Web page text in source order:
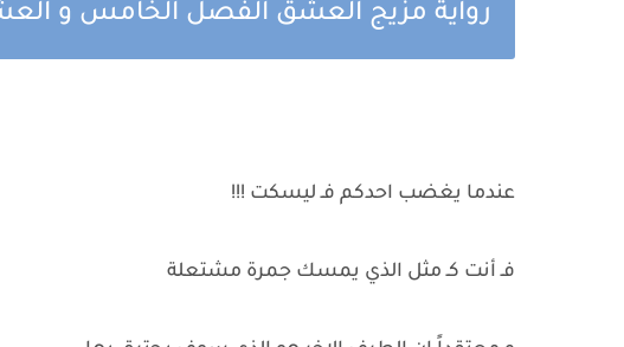
رواية مزيج العشق الفصل الخامس و
عندما يغضب احدكم فـ ليسكت !!!
فـ أنت كـ مثل الذي يمسك جمرة مشتعلة